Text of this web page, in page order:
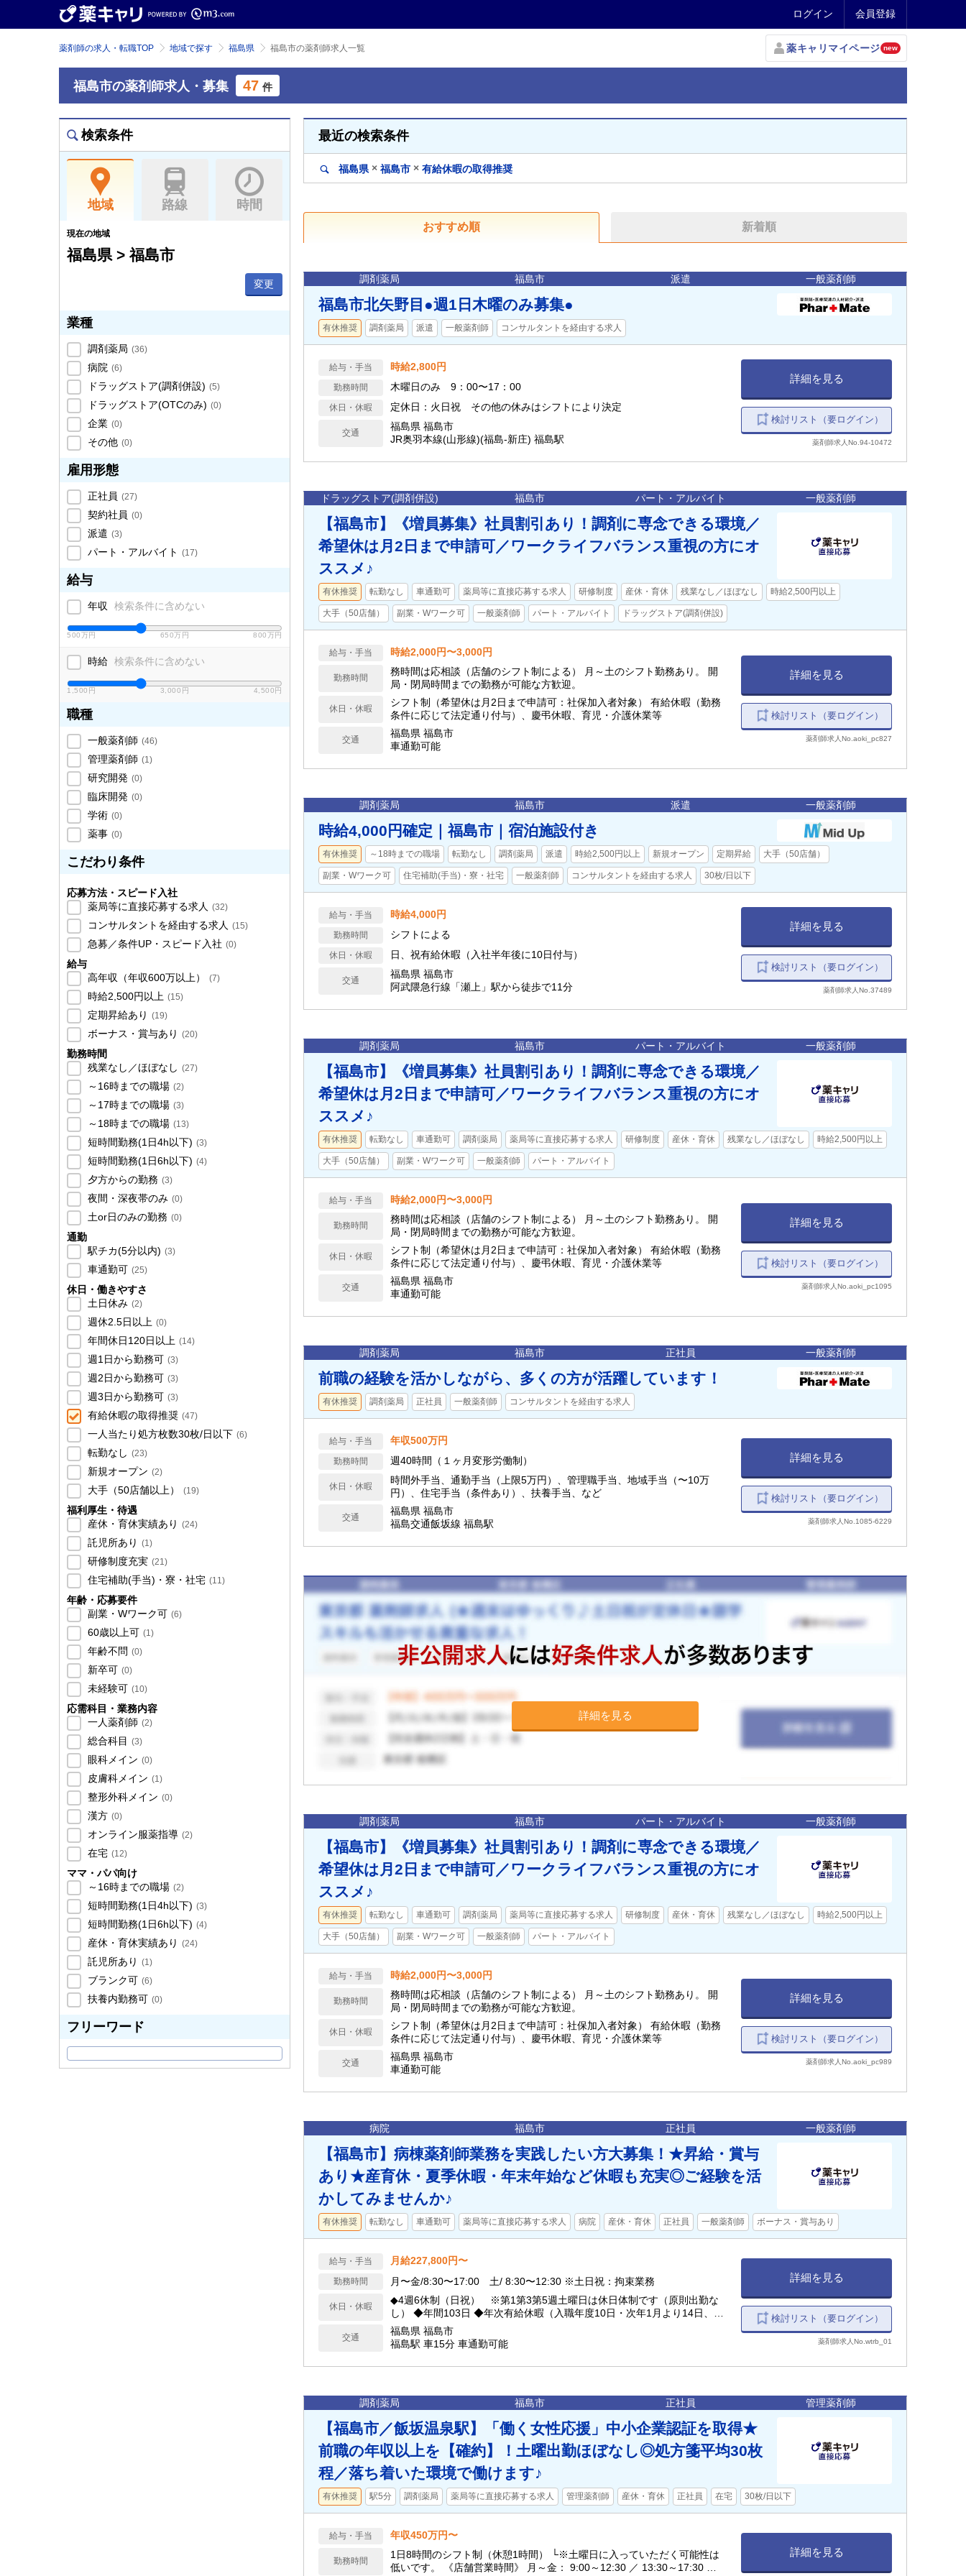
ログイン 会員登録
薬剤師の求人・転職TOP 地域で探す 福島県 福島市の薬剤師求人一覧 薬キャリマイページ new
福島市の薬剤師求人・募集 47 件
検索条件
地域 路線 時間
現在の地域
福島県 > 福島市
変更
業種
調剤薬局 (36)
病院 (6)
ドラッグストア(調剤併設) (5)
ドラッグストア(OTCのみ) (0)
企業 (0)
その他 (0)
雇用形態
正社員 (27)
契約社員 (0)
派遣 (3)
パート・アルバイト (17)
給与
年収 検索条件に含めない
500万円 650万円 800万円
時給 検索条件に含めない
1,500円 3,000円 4,500円
職種
一般薬剤師 (46)
管理薬剤師 (1)
研究開発 (0)
臨床開発 (0)
学術 (0)
薬事 (0)
こだわり条件
応募方法・スピード入社
薬局等に直接応募する求人 (32)
コンサルタントを経由する求人 (15)
急募／条件UP・スピード入社 (0)
給与
高年収（年収600万以上）
(7)
時給2,500円以上 (15)
定期昇給あり (19)
ボーナス・賞与あり (20)
勤務時間
残業なし／ほぼなし (27)
～16時までの職場 (2)
～17時までの職場 (3)
～18時までの職場 (13)
短時間勤務(1日4h以下) (3)
短時間勤務(1日6h以下) (4)
夕方からの勤務 (3)
夜間・深夜帯のみ (0)
土or日のみの勤務 (0)
通勤
駅チカ(5分以内) (3)
車通勤可 (25)
休日・働きやすさ
土日休み (2)
週休2.5日以上 (0)
年間休日120日以上 (14)
週1日から勤務可 (3)
週2日から勤務可 (3)
週3日から勤務可 (3)
有給休暇の取得推奨 (47)
一人当たり処方枚数30枚/日以下 (6)
転勤なし (23)
新規オープン (2)
大手（50店舗以上） (19)
福利厚生・待遇
産休・育休実績あり (24)
託児所あり (1)
研修制度充実 (21)
住宅補助(手当)・寮・社宅 (11)
年齢・応募要件
副業・Wワーク可 (6)
60歳以上可 (1)
年齢不問 (0)
新卒可 (0)
未経験可 (10)
応需科目・業務内容
一人薬剤師 (2)
総合科目 (3)
眼科メイン (0)
皮膚科メイン (1)
整形外科メイン (0)
漢方 (0)
オンライン服薬指導 (2)
在宅 (12)
ママ・パパ向け
～16時までの職場 (2)
短時間勤務(1日4h以下) (3)
短時間勤務(1日6h以下) (4)
産休・育休実績あり (24)
託児所あり (1)
ブランク可 (6)
扶養内勤務可 (0)
フリーワード
最近の検索条件
福島県 × 福島市 × 有給休暇の取得推奨
おすすめ順 新着順
調剤薬局 福島市 派遣 一般薬剤師
福島市北矢野目●週1日木曜のみ募集●
有休推奨 調剤薬局 派遣 一般薬剤師 コンサルタントを経由する求人
給与・手当 時給2,800円
勤務時間 木曜日のみ 9：00〜17：00
休日・休暇 定休日：火日祝 その他の休みはシフトにより決定
交通
福島県 福島市
JR奥羽本線(山形線)(福島-新庄) 福島駅
詳細を見る
検討リスト（要ログイン）
薬剤師求人No.94-10472
ドラッグストア(調剤併設) 福島市 パート・アルバイト 一般薬剤師
【福島市】《増員募集》社員割引あり！調剤に専念できる環境／
希望休は月2日まで申請可／ワークライフバランス重視の方にオ
ススメ♪
有休推奨 転勤なし 車通勤可 薬局等に直接応募する求人 研修制度 産休・育休 残業なし／ほぼなし 時給2,500円以上
大手（50店舗） 副業・Wワーク可 一般薬剤師 パート・アルバイト ドラッグストア(調剤併設)
給与・手当 時給2,000円〜3,000円
勤務時間
務時間は応相談（店舗のシフト制による） 月～土のシフト勤務あり。 開
局・閉局時間までの勤務が可能な方歓迎。
休日・休暇
シフト制（希望休は月2日まで申請可：社保加入者対象） 有給休暇（勤務
条件に応じて法定通り付与）、慶弔休暇、育児・介護休業等
交通
福島県 福島市
車通勤可能
詳細を見る
検討リスト（要ログイン）
薬剤師求人No.aoki_pc827
調剤薬局 福島市 派遣 一般薬剤師
時給4,000円確定｜福島市｜宿泊施設付き
有休推奨 ～18時までの職場 転勤なし 調剤薬局 派遣 時給2,500円以上 新規オープン 定期昇給 大手（50店舗）
副業・Wワーク可 住宅補助(手当)・寮・社宅 一般薬剤師 コンサルタントを経由する求人 30枚/日以下
給与・手当 時給4,000円
勤務時間 シフトによる
休日・休暇 日、祝有給休暇（入社半年後に10日付与）
交通
福島県 福島市
阿武隈急行線「瀬上」駅から徒歩で11分
詳細を見る
検討リスト（要ログイン）
薬剤師求人No.37489
調剤薬局 福島市 パート・アルバイト 一般薬剤師
【福島市】《増員募集》社員割引あり！調剤に専念できる環境／
希望休は月2日まで申請可／ワークライフバランス重視の方にオ
ススメ♪
有休推奨 転勤なし 車通勤可 調剤薬局 薬局等に直接応募する求人 研修制度 産休・育休 残業なし／ほぼなし 時給2,500円以上
大手（50店舗） 副業・Wワーク可 一般薬剤師 パート・アルバイト
給与・手当 時給2,000円〜3,000円
勤務時間
務時間は応相談（店舗のシフト制による） 月～土のシフト勤務あり。 開
局・閉局時間までの勤務が可能な方歓迎。
休日・休暇
シフト制（希望休は月2日まで申請可：社保加入者対象） 有給休暇（勤務
条件に応じて法定通り付与）、慶弔休暇、育児・介護休業等
交通
福島県 福島市
車通勤可能
詳細を見る
検討リスト（要ログイン）
薬剤師求人No.aoki_pc1095
調剤薬局 福島市 正社員 一般薬剤師
前職の経験を活かしながら、多くの方が活躍しています！
有休推奨 調剤薬局 正社員 一般薬剤師 コンサルタントを経由する求人
給与・手当 年収500万円
勤務時間 週40時間（１ヶ月変形労働制）
休日・休暇
時間外手当、通勤手当（上限5万円）、管理職手当、地域手当（〜10万
円）、住宅手当（条件あり）、扶養手当、など
交通
福島県 福島市
福島交通飯坂線 福島駅
詳細を見る
検討リスト（要ログイン）
薬剤師求人No.1085-6229
詳細を見る
調剤薬局 福島市 パート・アルバイト 一般薬剤師
【福島市】《増員募集》社員割引あり！調剤に専念できる環境／
希望休は月2日まで申請可／ワークライフバランス重視の方にオ
ススメ♪
有休推奨 転勤なし 車通勤可 調剤薬局 薬局等に直接応募する求人 研修制度 産休・育休 残業なし／ほぼなし 時給2,500円以上
大手（50店舗） 副業・Wワーク可 一般薬剤師 パート・アルバイト
給与・手当 時給2,000円〜3,000円
勤務時間
務時間は応相談（店舗のシフト制による） 月～土のシフト勤務あり。 開
局・閉局時間までの勤務が可能な方歓迎。
休日・休暇
シフト制（希望休は月2日まで申請可：社保加入者対象） 有給休暇（勤務
条件に応じて法定通り付与）、慶弔休暇、育児・介護休業等
交通
福島県 福島市
車通勤可能
詳細を見る
検討リスト（要ログイン）
薬剤師求人No.aoki_pc989
病院 福島市 正社員 一般薬剤師
【福島市】病棟薬剤師業務を実践したい方大募集！★昇給・賞与
あり★産育休・夏季休暇・年末年始など休暇も充実◎ご経験を活
かしてみませんか♪
有休推奨 転勤なし 車通勤可 薬局等に直接応募する求人 病院 産休・育休 正社員 一般薬剤師 ボーナス・賞与あり
給与・手当 月給227,800円〜
勤務時間 月〜金/8:30〜17:00 土/ 8:30〜12:30 ※土日祝：拘束業務
休日・休暇
◆4週6休制（日祝） ※第1第3第5週土曜日は休日体制です（原則出勤な
し） ◆年間103日 ◆年次有給休暇（入職年度10日・次年1月より14日、最
高20日まで付与）※採用月によって付与日数が変わります ◆夏期休暇（4
日間) ※採用月によって付与日数が変わります ◆年末年始休暇（12/30〜
1/3） ◆有給病気休暇（年間15日） ◆勤続リフレッシュ休暇
交通
福島県 福島市
福島駅 車15分 車通勤可能
詳細を見る
検討リスト（要ログイン）
薬剤師求人No.wtrb_01
調剤薬局 福島市 正社員 管理薬剤師
【福島市／飯坂温泉駅】「働く女性応援」中小企業認証を取得★
前職の年収以上を【確約】！土曜出勤ほぼなし◎処方箋平均30枚
程／落ち着いた環境で働けます♪
有休推奨 駅5分 調剤薬局 薬局等に直接応募する求人 管理薬剤師 産休・育休 正社員 在宅 30枚/日以下
給与・手当 年収450万円〜
勤務時間
1日8時間のシフト制（休憩1時間） └※土曜日に入っていただく可能性は
低いです。 《店舗営業時間》 月～金： 9:00～12:30 ／ 13:30～17:30 土
詳細を見る